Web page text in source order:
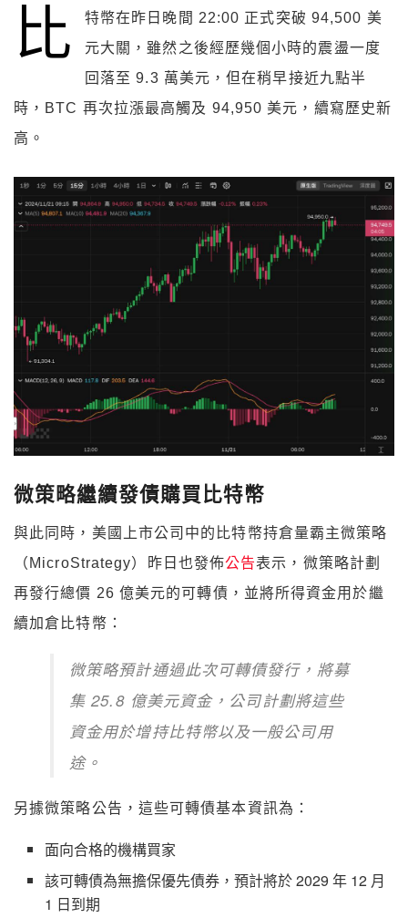
比
特幣在昨日晚間 22:00 正式突破 94,500 美
元大關，雖然之後經歷幾個小時的震盪一度
回落至 9.3 萬美元，但在稍早接近九點半
時，BTC 再次拉漲最高觸及 94,950 美元，續寫歷史新
高。
微策略繼續發債購買比特幣
與此同時，美國上市公司中的比特幣持倉量霸主微策略
（MicroStrategy）昨日也發佈公告表示，微策略計劃
再發行總價 26 億美元的可轉債，並將所得資金用於繼
續加倉比特幣：
微策略預計通過此次可轉債發行，將募
集 25.8 億美元資金，公司計劃將這些
資金用於增持比特幣以及一般公司用
途。
另據微策略公告，這些可轉債基本資訊為：
面向合格的機構買家
該可轉債為無擔保優先債券，預計將於 2029 年 12 月
1 日到期